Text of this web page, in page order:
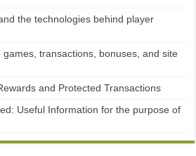
the technologies behind player
transactions, bonuses, and site
and Protected Transactions
Useful Information for the purpose of